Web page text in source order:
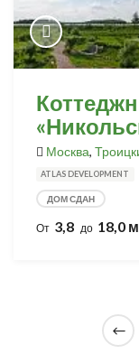
Москва,
ATLAS DEVELOPMENT
ДОМ СДАН
От 3,8 до 18,0